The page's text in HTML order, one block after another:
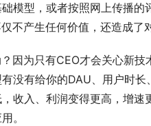
模型，或者按照网上传播
不产生任何价值，还造成了
因为只有CEO才会关心新
没有给你的DAU、用户时
收入、利润变得更高，增
。